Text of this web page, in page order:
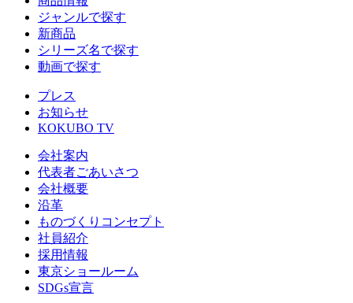
ジャンルで探す
新商品
シリーズ名で探す
動画で探す
プレス
お知らせ
KOKUBO TV
会社案内
代表者ごあいさつ
会社概要
沿革
ものづくりコンセプト
社員紹介
採用情報
東京ショールーム
SDGs宣言